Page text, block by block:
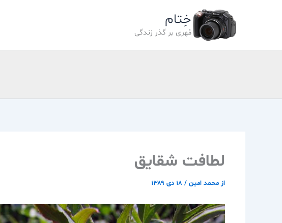
خِتام
مُهری بر گذر زندگی
لطافت شقایق
از محمد امین / ۱۸ دی ۱۳۸۹